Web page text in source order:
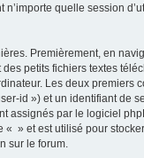
quelle session
Premièrement, en
petits fichiers textes
Les deux premiers
id ») et un identifiant de
assignés par le logiciel
» et est utilisé pour
sur le forum.